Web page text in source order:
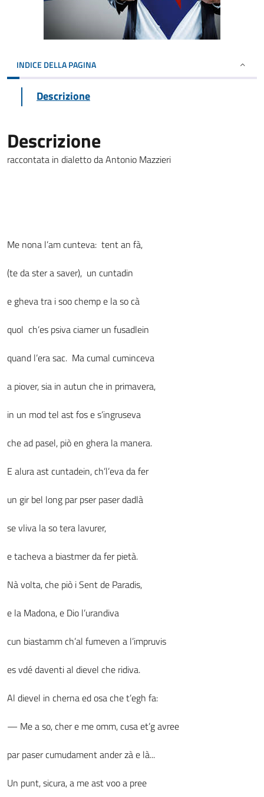
INDICE DELLA PAGINA
Descrizione
Descrizione
raccontata in dialetto da Antonio Mazzieri
Me nona l’am cunteva: tent an fà,
(te da ster a saver), un cuntadin
e gheva tra i soo chemp e la so cà
quol ch’es psiva ciamer un fusadlein
quand l’era sac. Ma cumal cuminceva
a piover, sia in autun che in primavera,
in un mod tel ast fos e s’ingruseva
che ad pasel, piò en ghera la manera.
E alura ast cuntadein, ch’l’eva da fer
un gir bel long par pser paser dadlà
se vliva la so tera lavurer,
e tacheva a biastmer da fer pietà.
Nà volta, che piò i Sent de Paradis,
e la Madona, e Dio l’urandiva
cun biastamm ch’al fumeven a l’impruvis
es vdé daventi al dievel che ridiva.
Al dievel in cherna ed osa che t’egh fa:
— Me a so, cher e me omm, cusa et’g avree
par paser cumudament ander zà e là...
Un punt, sicura, a me ast voo a pree